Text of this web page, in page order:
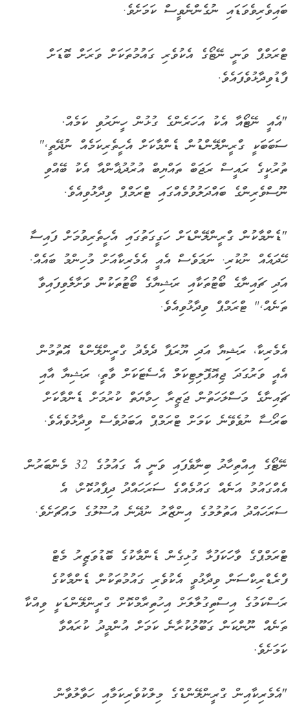
ބައިވެރިވެވަޑައި ނުގެންނެވީސް ކަމަށެވެ.
ޓްރަމްޕް ވަނީ ނޭޓޯގެ އެކުވެރި ގައުމުތަކަށް ވަރަށް ބޮޑަށް
ފާޑުވިދާޅުވެފައެވެ.
"އެއީ ނޭޓޯއާ އެކު އަހަރެންގެ ގުޅުން ހީނަރުވި ކަމެއް.
ސަބަބަކީ ގްރީންލޭންޑުން ޑެންމާކަށް އެހީތެރިކަމެއް ނުދޭތީ,"
ތުރުކީގެ ރައީސް ރަޖަބް ތައްޔިބް އުރުދުޣާންއާ އެކު ބޭއްވި
ނޫސްވެރިންގެ ބައްދަލުވުމެއްގައި ޓްރަމްޕް ވިދާޅުވިއެވެ.
"ޑެންމާކުން ގްރީންލޭންޑަށް ހަގީގަތުގައި އެހީތެރިވުމަށް ފައިސާ
ހޭދައެއް ނުކުރި. ނަމަވެސް އެއީ އެމެރިކާއަށް މުހިންމު ބައެއް.
އަދި ޗައިނާގެ ބޯޓުތަކާއި ރަޝިޔާގެ ބޯޓުތަކުން ވަށާލެވިފައިވާ
ތަނެއް," ޓްރަމްޕް ވިދާޅުވިއެވެ.
އެމެރިކާ، ރަޝިޔާ އަދި ޔޫރަޕާ ދެމެދު ގްރީންލޭންޑް އޮތުމުން
އެއީ ވަރުގަދަ ޖިއޮޕޮލިޓިކަލް އެސެޓަކަށް ވާތީ، ރަޝިޔާ އާއި
ޗައިނާގެ މަސްލަހަތުން ޖަޒީރާ ހިމާޔަތް ކުރުމަށް ޑެންމާކަށް
ބަރޯސާ ނުވެވޭނެ ކަމަށް ޓްރަމްޕް އަބަދުވެސް ވިދާޅުވެއެވެ.
ނޭޓޯގެ އިއްތިހާދު ބިނާވެފައި ވަނީ އެ ގައުމުގެ 32 މެންބަރުން
އެއްގައުމު އަނެއް ގައުމެއްގެ ސަރަހައްދު ދިފާއުކޮށް، އެ
ސަރަހައްދު އަތުލުމުގެ އިންޒާރު ނުދޭނެ އުސޫލުގެ މައްޗަށެވެ.
ޓްރަމްޕްގެ ވާހަަކަފުޅާ ގުޅިގެން ޑެންމާކުގެ ބޮޑުވަޒީރު މެޓް
ފްރެޑްރިކްސަން ވިދާޅުވީ އެކުވެރި ގައުމުތަކުން ޑެންމާކުގެ
ރަސްކަމުގެ އިސްތިގުލާލަށް އިހުތިރާމްކޮށް ގްރީންލޭންޑަކީ ވިއްކާ
ތަނެއް ނޫންކަން ގަބޫލުކުރާނެ ކަމަށް އުންމީދު ކުރައްވާ
ކަމަށެވެ.
"އެމެރިކާއިން ގްރީންލޭންޑްގެ މިލްކުވެރިކަމާއި ހަވާލުވާން